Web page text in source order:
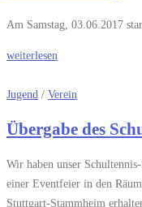
Am Samstag, 03.06.2017
weiterlesen
Jugend / Verein
Übergabe des
Wir haben unser
einer Eventfeier in den
Stuttgart-Stammheim